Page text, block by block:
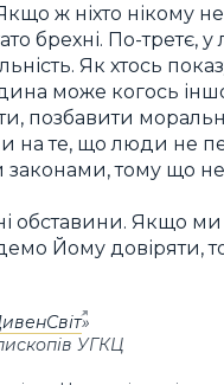
ж ніхто нікому
брехні. По-третє,
Як хтось
може когось
позбавити
на те, що люди не
тому що
обставини. Якщо
Йому довіряти,
»
УГКЦ